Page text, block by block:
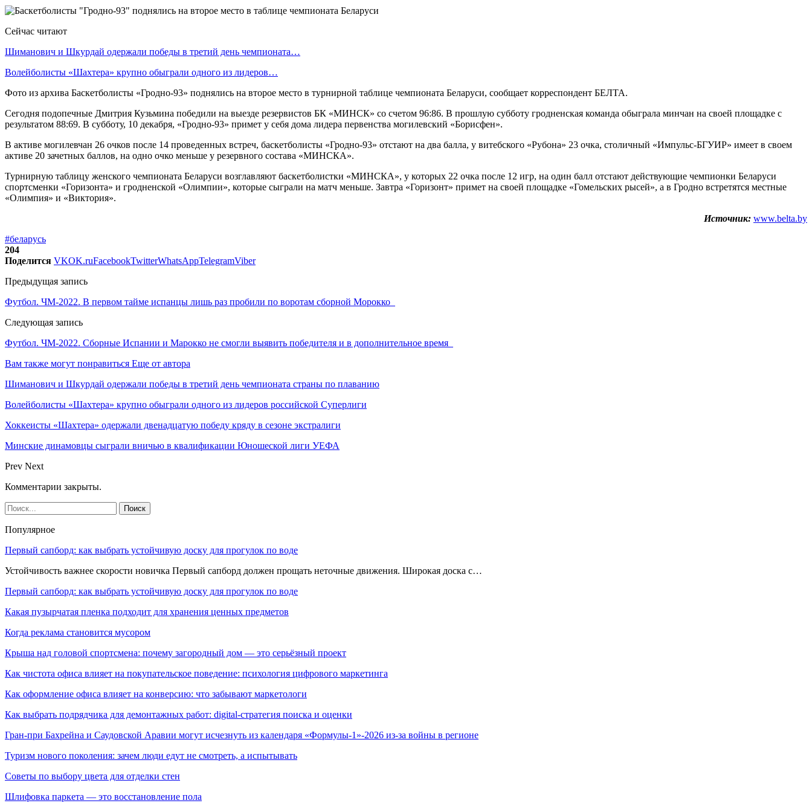
Сейчас читают
Шиманович и Шкурдай одержали победы в третий день чемпионата…
Волейболисты «Шахтера» крупно обыграли одного из лидеров…
Фото из архива Баскетболисты «Гродно-93» поднялись на второе место в турнирной таблице чемпионата Беларуси, сообщает корреспондент БЕЛТА.
Сегодня подопечные Дмитрия Кузьмина победили на выезде резервистов БК «МИНСК» со счетом 96:86. В прошлую субботу гродненская команда обыграла минчан на своей площадке с
результатом 88:69. В субботу, 10 декабря, «Гродно-93» примет у себя дома лидера первенства могилевский «Борисфен».
В активе могилевчан 26 очков после 14 проведенных встреч, баскетболисты «Гродно-93» отстают на два балла, у витебского «Рубона» 23 очка, столичный «Импульс-БГУИР» имеет в своем
активе 20 зачетных баллов, на одно очко меньше у резервного состава «МИНСКА».
Турнирную таблицу женского чемпионата Беларуси возглавляют баскетболистки «МИНСКА», у которых 22 очка после 12 игр, на один балл отстают действующие чемпионки Беларуси
спортсменки «Горизонта» и гродненской «Олимпии», которые сыграли на матч меньше. Завтра «Горизонт» примет на своей площадке «Гомельских рысей», а в Гродно встретятся местные
«Олимпия» и «Виктория».
Источник: www.belta.by
#беларусь
204
Поделится VKOK.ruFacebookTwitterWhatsAppTelegramViber
Предыдущая запись
Футбол. ЧМ-2022. В первом тайме испанцы лишь раз пробили по воротам сборной Морокко
Следующая запись
Футбол. ЧМ-2022. Сборные Испании и Марокко не смогли выявить победителя и в дополнительное время
Вам также могут понравиться Еще от автора
Шиманович и Шкурдай одержали победы в третий день чемпионата страны по плаванию
Волейболисты «Шахтера» крупно обыграли одного из лидеров российской Суперлиги
Хоккеисты «Шахтера» одержали двенадцатую победу кряду в сезоне экстралиги
Минские динамовцы сыграли вничью в квалификации Юношеской лиги УЕФА
Prev Next
Комментарии закрыты.
Популярное
Первый сапборд: как выбрать устойчивую доску для прогулок по воде
Устойчивость важнее скорости новичка Первый сапборд должен прощать неточные движения. Широкая доска с…
Первый сапборд: как выбрать устойчивую доску для прогулок по воде
Какая пузырчатая пленка подходит для хранения ценных предметов
Когда реклама становится мусором
Крыша над головой спортсмена: почему загородный дом — это серьёзный проект
Как чистота офиса влияет на покупательское поведение: психология цифрового маркетинга
Как оформление офиса влияет на конверсию: что забывают маркетологи
Как выбрать подрядчика для демонтажных работ: digital-стратегия поиска и оценки
Гран-при Бахрейна и Саудовской Аравии могут исчезнуть из календаря «Формулы-1»-2026 из-за войны в регионе
Туризм нового поколения: зачем люди едут не смотреть, а испытывать
Советы по выбору цвета для отделки стен
Шлифовка паркета — это восстановление пола